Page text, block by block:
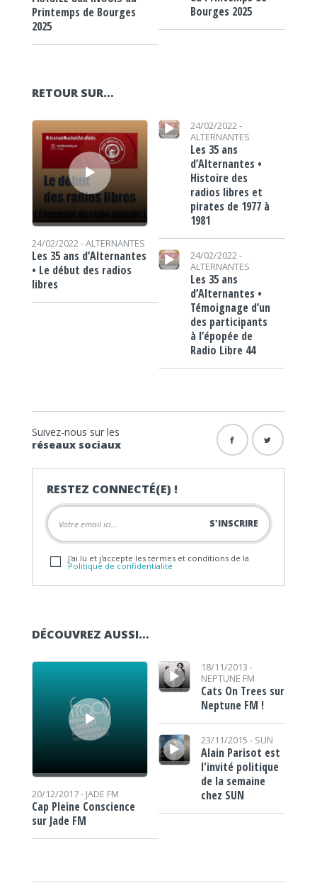
Printemps de Bourges
2025
Bourges 2025
RETOUR SUR…
Lecteur audio
24/02/2022 -ALTERNANTES
Les 35 ans d’Alternantes
• Le début des radios
libres
Lecteur audio
24/02/2022 -
ALTERNANTES
Les 35 ans
d’Alternantes •
Histoire des
radios libres et
pirates de 1977 à
1981
Lecteur audio
24/02/2022 -
ALTERNANTES
Les 35 ans
d’Alternantes •
Témoignage d’un
des participants
à l’épopée de
Radio Libre 44
Suivez-nous sur les
réseaux sociaux
RESTEZ CONNECTÉ(E) !
J'ai lu et j'accepte les termes et conditions de la
Politique de confidentialité
DÉCOUVREZ AUSSI…
Lecteur audio
20/12/2017 - JADE FM
Cap Pleine Conscience
sur Jade FM
Lecteur audio18/11/2013 -
NEPTUNE FM
Cats On Trees sur
Neptune FM !
Lecteur audio
23/11/2015 - SUN
Alain Parisot est
l'invité politique
de la semaine
chez SUN